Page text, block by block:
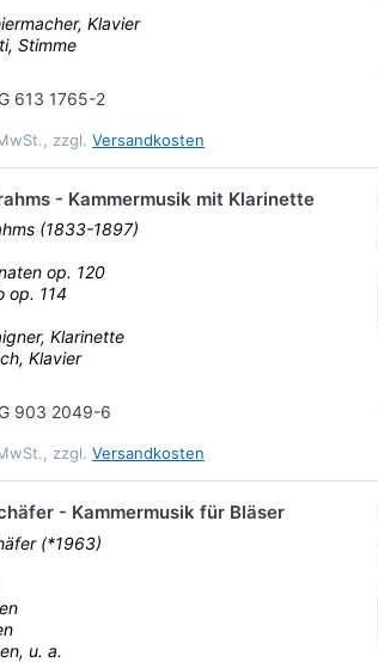
Klavier
Stimme
613 1765-2
zzgl. Versandkosten
- Kammermusik mit Klarinette
(1833-1897)
op. 120
op. 114
Klarinette
Klavier
903 2049-6
zzgl. Versandkosten
- Kammermusik für Bläser
(*1963)
u. a.